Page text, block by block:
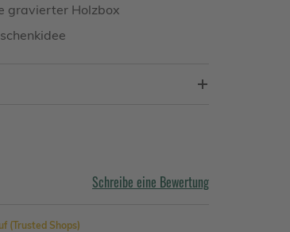
gravierter Holzbox
Schreibe eine Bewertung
(Trusted Shops)